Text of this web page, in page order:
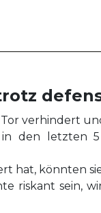
verhindert
den letzten
hat, könnten
riskant